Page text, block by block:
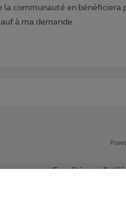
la communauté en
à ma demande.
Conditions